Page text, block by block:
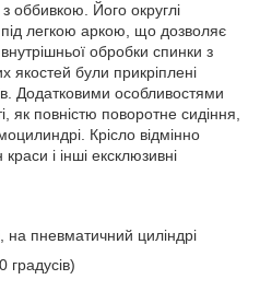
оббивкою. Його округлі
під легкою аркою, що дозволяє
обробки спинки з
якостей були прикріплені
Додатковими особливостями
як повністю поворотне сидіння,
Крісло відмінно
і інші ексклюзивні
на пневматичний циліндрі
градусів)